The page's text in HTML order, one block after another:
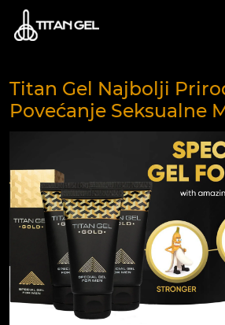
Titan Gel Najbolji
Povećanje Seksualne